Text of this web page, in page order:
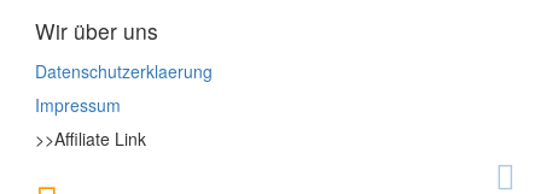
Wir über uns
Datenschutzerklaerung
Impressum
>>Affiliate Link